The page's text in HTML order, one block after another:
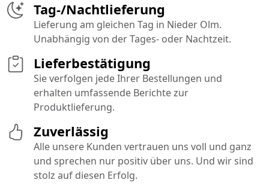
Tag-/Nachtlieferung
Lieferung am gleichen Tag in Nieder Olm.
Unabhängig von der Tages- oder Nachtzeit.
Lieferbestätigung
Sie verfolgen jede Ihrer Bestellungen und
erhalten umfassende Berichte zur
Produktlieferung.
Zuverlässig
Alle unsere Kunden vertrauen uns voll und ganz
und sprechen nur positiv über uns. Und wir sind
stolz auf diesen Erfolg.